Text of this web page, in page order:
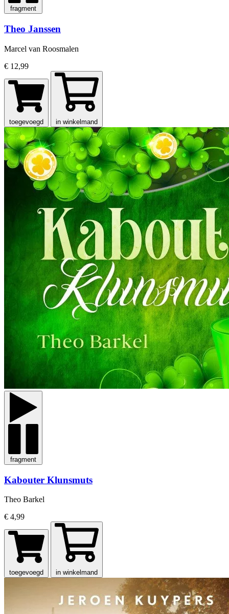
fragment
Theo Janssen
Marcel van Roosmalen
€ 12,99
toegevoegd in winkelmand
fragment
Kabouter Klunsmuts
Theo Barkel
€ 4,99
toegevoegd in winkelmand